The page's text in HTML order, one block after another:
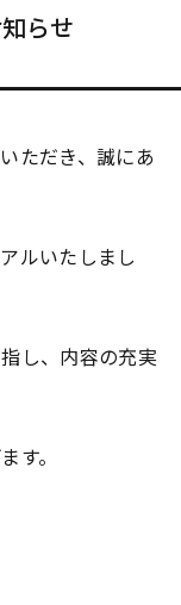
らせ
ただき、誠にあ
ルいたしまし
し、内容の充実
す。